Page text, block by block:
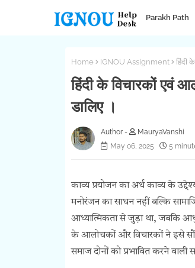
Parakh Path
Home IGNOU Assignment हिंदी
हिंदी के विचारकों एवं
डालिए ।
MauryaVanshi
May 06, 2025
5
काव्य प्रयोजन का अर्थ काव्य के
मनोरंजन का साधन नहीं बल्कि
आध्यात्मिकता से जुड़ा था, जबकि
के आलोचकों और विचारकों ने इसे
समाज दोनों को प्रभावित करने